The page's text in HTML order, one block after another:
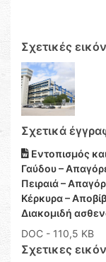
Σχετικές
Σχετικά
Εντοπισμός
Γαύδου –
Πειραιά –
Κέρκυρα –
Διακομιδή
DOC - 110,5 KB
Σχετικες